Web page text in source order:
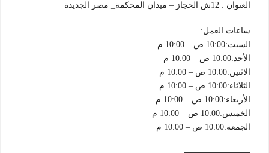
العنوان : 12ش الحجاز – ميدان المحكمة_ مصر الجديدة
ساعات العمل:
السبت:10:00 ص – 10:00 م
الأحد:10:00 ص – 10:00 م
الاثنين:10:00 ص – 10:00 م
الثلاثاء:10:00 ص – 10:00 م
الأربعاء:10:00 ص – 10:00 م
الخميس:10:00 ص – 10:00 م
الجمعة:10:00 ص – 10:00 م